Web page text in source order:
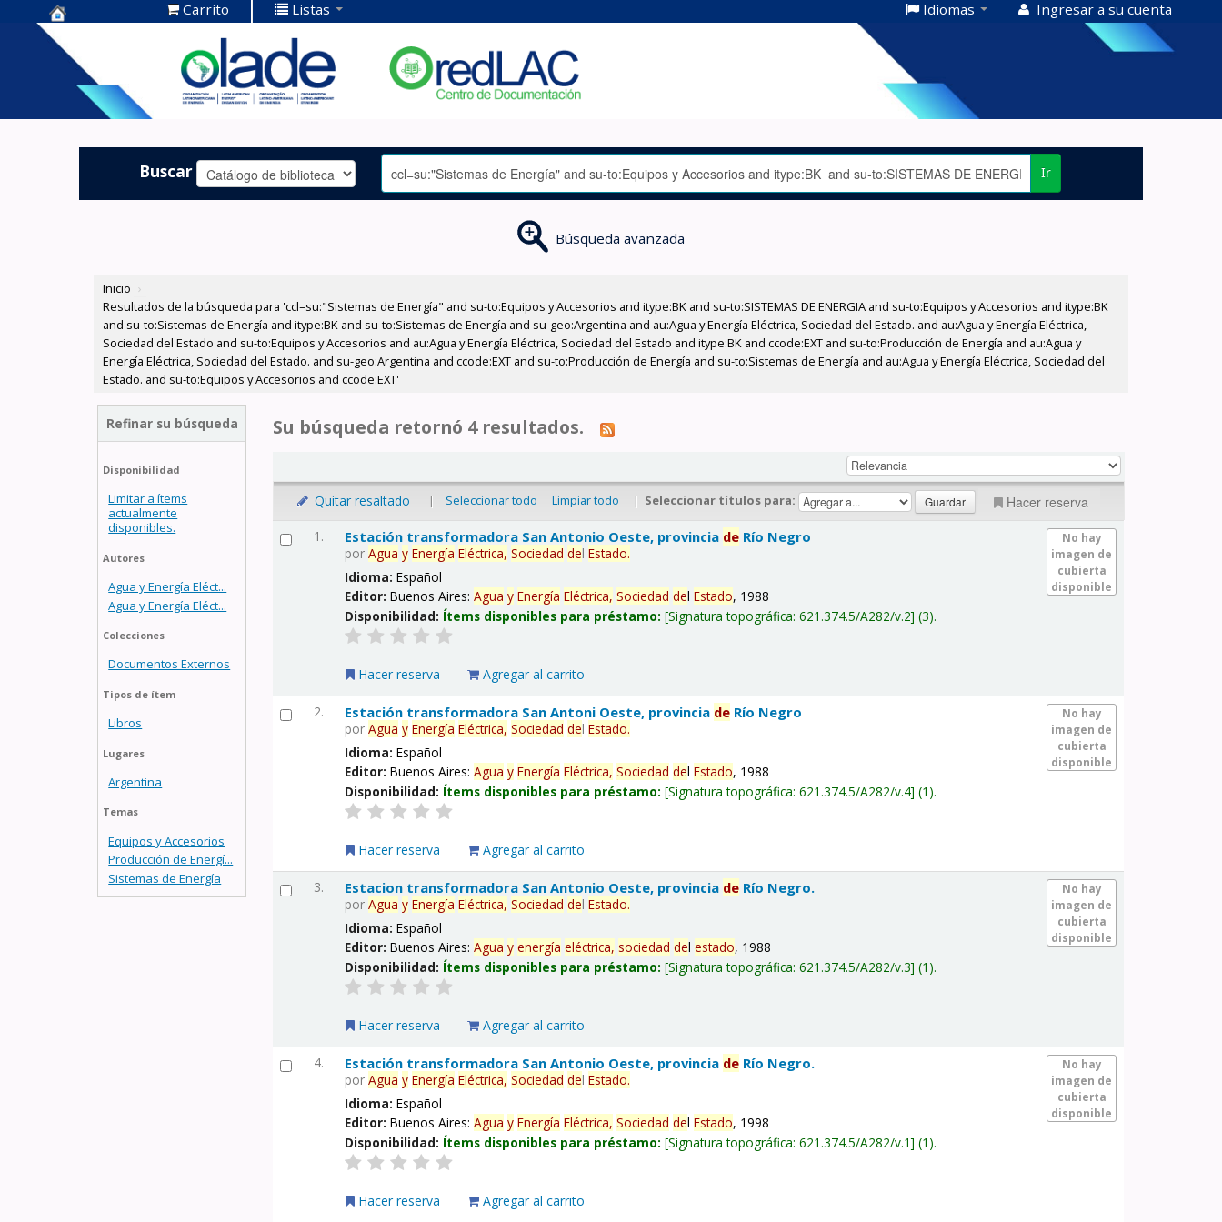
Centro de
Documentación
OLADE -
Carrito Listas Idiomas Ingresar a su cuenta
Buscar Ir
Búsqueda avanzada
Inicio ›
Resultados de la búsqueda para 'ccl=su:"Sistemas de Energía" and su-to:Equipos y Accesorios and itype:BK and su-to:SISTEMAS DE ENERGIA and su-to:Equipos y Accesorios and itype:BK
and su-to:Sistemas de Energía and itype:BK and su-to:Sistemas de Energía and su-geo:Argentina and au:Agua y Energía Eléctrica, Sociedad del Estado. and au:Agua y Energía Eléctrica,
Sociedad del Estado and su-to:Equipos y Accesorios and au:Agua y Energía Eléctrica, Sociedad del Estado and itype:BK and ccode:EXT and su-to:Producción de Energía and au:Agua y
Energía Eléctrica, Sociedad del Estado. and su-geo:Argentina and ccode:EXT and su-to:Producción de Energía and su-to:Sistemas de Energía and au:Agua y Energía Eléctrica, Sociedad del
Estado. and su-to:Equipos y Accesorios and ccode:EXT'
Refinar su búsqueda
Disponibilidad
Limitar a ítems
actualmente
disponibles.
Autores
Agua y Energía Eléct...
Agua y Energía Eléct...
Colecciones
Documentos Externos
Tipos de ítem
Libros
Lugares
Argentina
Temas
Equipos y Accesorios
Producción de Energí...
Sistemas de Energía
Su búsqueda retornó 4 resultados.
Quitar resaltado | Seleccionar todo Limpiar todo | Seleccionar títulos para: Hacer reserva
1.
No hay
imagen de
cubierta
disponible
Estación transformadora San Antonio Oeste, provincia de Río Negro
porAgua y Energía Eléctrica, Sociedad delEstado.
Idioma:Español
Editor:Buenos Aires:Agua y Energía Eléctrica, Sociedad delEstado, 1988
Disponibilidad: Ítems disponibles para préstamo: Signatura topográfica:621.374.5/A282/v.2 (3).
Hacer reserva Agregar al carrito
2.
No hay
imagen de
cubierta
disponible
Estación transformadora San Antoni Oeste, provincia de Río Negro
porAgua y Energía Eléctrica, Sociedad delEstado.
Idioma:Español
Editor:Buenos Aires:Agua y Energía Eléctrica, Sociedad delEstado, 1988
Disponibilidad: Ítems disponibles para préstamo: Signatura topográfica:621.374.5/A282/v.4 (1).
Hacer reserva Agregar al carrito
3.
No hay
imagen de
cubierta
disponible
Estacion transformadora San Antonio Oeste, provincia de Río Negro.
porAgua y Energía Eléctrica, Sociedad delEstado.
Idioma:Español
Editor:Buenos Aires:Agua y energía eléctrica, sociedad delestado, 1988
Disponibilidad: Ítems disponibles para préstamo: Signatura topográfica:621.374.5/A282/v.3 (1).
Hacer reserva Agregar al carrito
4.
No hay
imagen de
cubierta
disponible
Estación transformadora San Antonio Oeste, provincia de Río Negro.
porAgua y Energía Eléctrica, Sociedad delEstado.
Idioma:Español
Editor:Buenos Aires:Agua y Energía Eléctrica, Sociedad delEstado, 1998
Disponibilidad: Ítems disponibles para préstamo: Signatura topográfica:621.374.5/A282/v.1 (1).
Hacer reserva Agregar al carrito